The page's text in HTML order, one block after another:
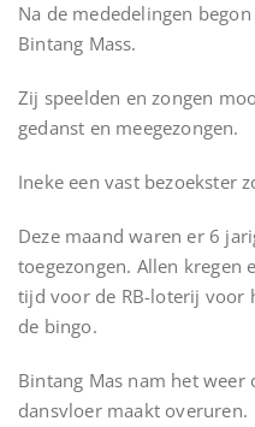
Na de mededelingen
Bintang Mass.
Zij speelden en zongen
gedanst en meegezongen.
Ineke een vast bezoekster
Deze maand waren er 6
toegezongen. Allen kregen
tijd voor de RB-loterij voor
de bingo.
Bintang Mas nam het
dansvloer maakt overuren.